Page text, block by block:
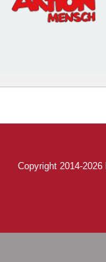
Copyright 2014-2026